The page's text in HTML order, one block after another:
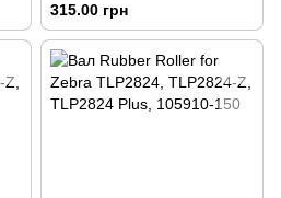
315.00 грн